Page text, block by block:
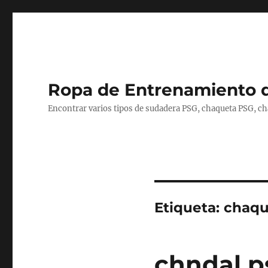
Ropa de Entrenamiento
Encontrar varios tipos de sudadera PSG, chaqueta PSG,
Etiqueta: